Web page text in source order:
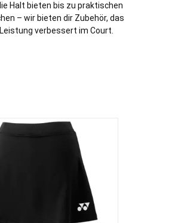
Halt bieten bis zu praktischen
– wir bieten dir Zubehör, das
verbessert im Court.